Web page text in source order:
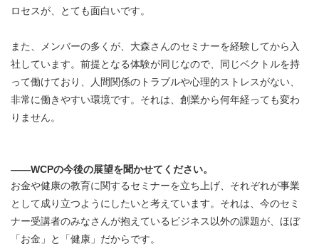
ロセスが、とても面白いです。
また、メンバーの多くが、大森さんのセミナーを経験してから入
社しています。前提となる体験が同じなので、同じベクトルを持
って働けており、人間関係のトラブルや心理的ストレスがない、
非常に働きやすい環境です。それは、創業から何年経っても変わ
りません。
――WCPの今後の展望を聞かせてください。
お金や健康の教育に関するセミナーを立ち上げ、それぞれが事業
として成り立つようにしたいと考えています。それは、今のセミ
ナー受講者のみなさんが抱えているビジネス以外の課題が、ほぼ
「お金」と「健康」だからです。